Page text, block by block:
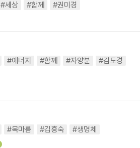
#세상 #함께 #권미경
#에너지 #함께 #자양분
#김도경
#목마름 #김흥숙 #생명체